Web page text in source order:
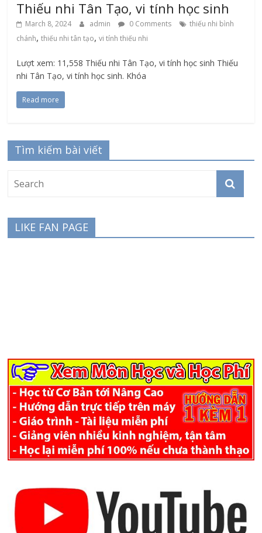
Thiếu nhi Tân Tạo, vi tính học sinh
March 8, 2024 admin 0 Comments
thiếu nhi bình
chánh,thiếu nhi tân tạo,vi tính thiếu nhi
Lượt xem: 11,558 Thiếu nhi Tân Tạo, vi tính học sinh Thiếu
nhi Tân Tạo, vi tính học sinh. Khóa
Read more
Tìm kiếm bài viết
LIKE FAN PAGE